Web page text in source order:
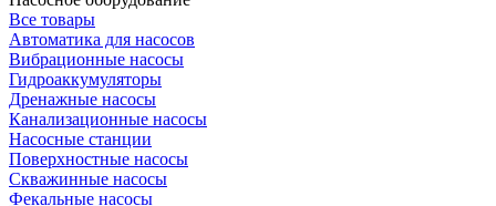
Все товары
Автоматика для насосов
Вибрационные насосы
Гидроаккумуляторы
Дренажные насосы
Канализационные насосы
Насосные станции
Поверхностные насосы
Скважинные насосы
Фекальные насосы